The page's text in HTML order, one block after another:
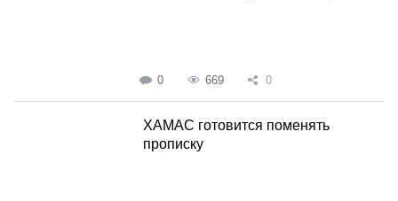
0 669 0
ХАМАС готовится поменять
прописку